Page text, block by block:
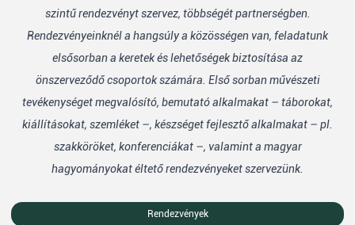
szintű rendezvényt szervez, többségét partnerségben.
Rendezvényeinknél a hangsúly a közösségen van, feladatunk
elsősorban a keretek és lehetőségek biztosítása az
önszerveződő csoportok számára. Első sorban művészeti
tevékenységet megvalósító, bemutató alkalmakat – táborokat,
kiállításokat, szemléket –, készséget fejlesztő alkalmakat – pl.
szakköröket, konferenciákat –, valamint a magyar
hagyományokat éltető rendezvényeket szervezünk.
Rendezvények